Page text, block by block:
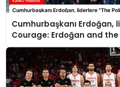
Cumhurbaşkanı Erdoğan,
Courage: Erdoğan and the
takdim etti